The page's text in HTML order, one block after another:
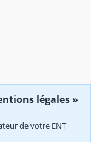
légales »
de votre ENT